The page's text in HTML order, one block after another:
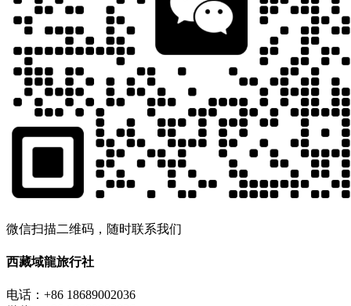
微信扫描二维码，随时联系我们
西藏域龍旅行社
电话：+86 18689002036